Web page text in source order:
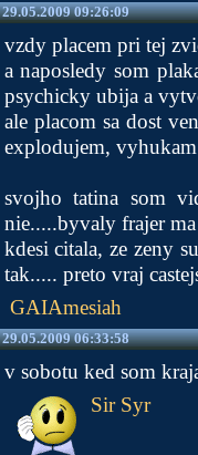
29.05.2009 09:26:09
vzdy placem pri tej
a naposledy som
psychicky ubija a
ale placom sa dost
explodujem, vyhukam
svojho tatina som
nie.....byvaly frajer
kdesi citala, ze zeny
tak..... preto vraj
GAIAmesiah
29.05.2009 06:33:58
v sobotu ked som
Sir Syr